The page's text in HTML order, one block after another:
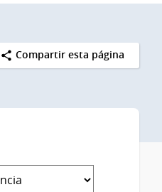
Compartir esta página